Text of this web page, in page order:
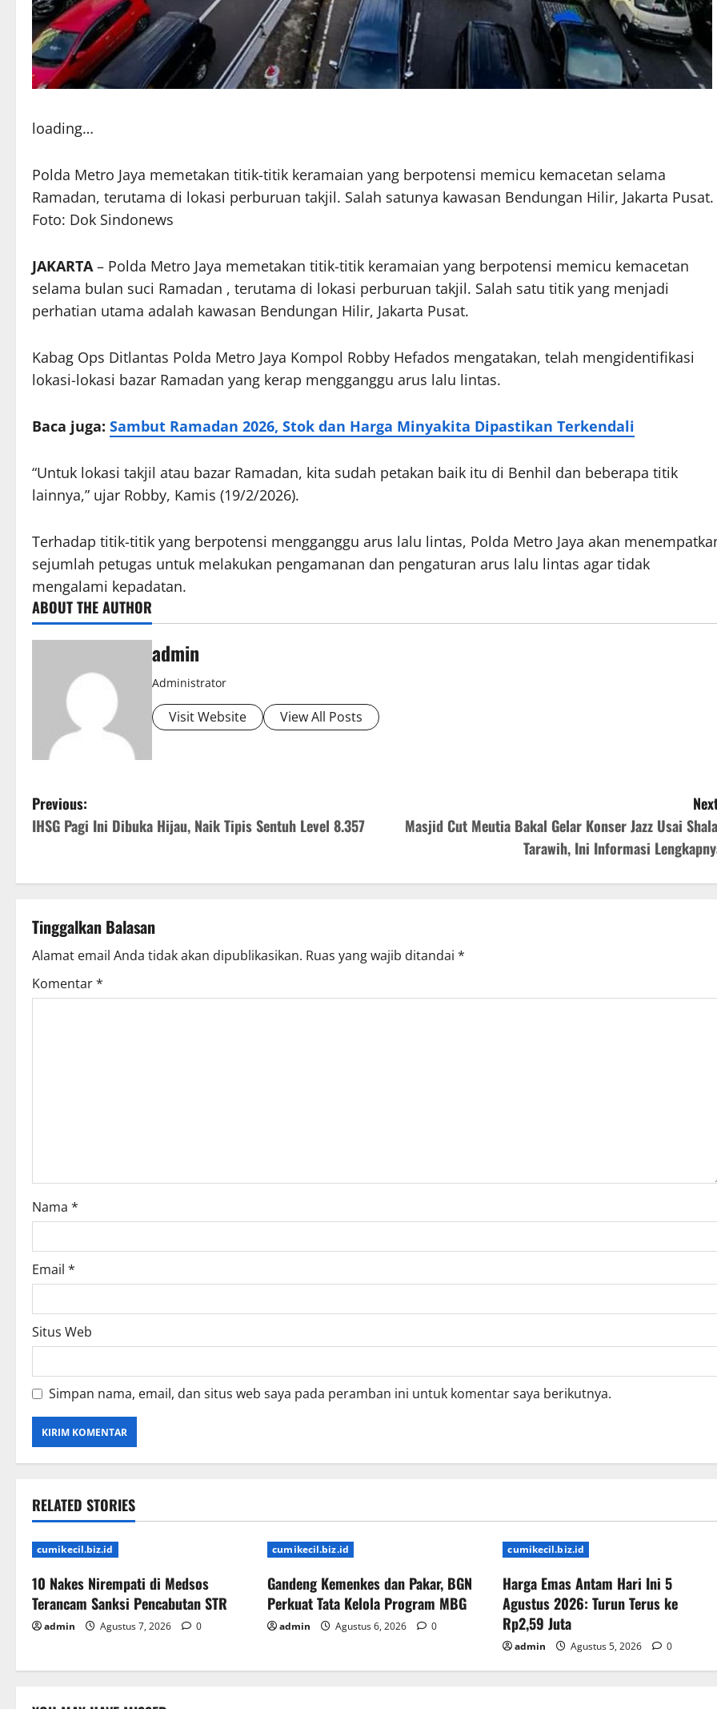
loading…
Polda Metro Jaya memetakan titik-titik keramaian yang berpotensi memicu kemacetan selama
Ramadan, terutama di lokasi perburuan takjil. Salah satunya kawasan Bendungan Hilir, Jakarta Pusat.
Foto: Dok Sindonews
JAKARTA– Polda Metro Jaya memetakan titik-titik keramaian yang berpotensi memicu kemacetan
selama bulan suci Ramadan , terutama di lokasi perburuan takjil. Salah satu titik yang menjadi
perhatian utama adalah kawasan Bendungan Hilir, Jakarta Pusat.
Kabag Ops Ditlantas Polda Metro Jaya Kompol Robby Hefados mengatakan, telah mengidentifikasi
lokasi-lokasi bazar Ramadan yang kerap mengganggu arus lalu lintas.
Baca juga: Sambut Ramadan 2026, Stok dan Harga Minyakita Dipastikan Terkendali
“Untuk lokasi takjil atau bazar Ramadan, kita sudah petakan baik itu di Benhil dan beberapa titik
lainnya,” ujar Robby, Kamis (19/2/2026).
Terhadap titik-titik yang berpotensi mengganggu arus lalu lintas, Polda Metro Jaya akan
sejumlah petugas untuk melakukan pengamanan dan pengaturan arus lalu lintas agar tidak
mengalami kepadatan.
ABOUT THE AUTHOR
admin
Administrator
Visit Website View All Posts
P
o
s
n
a
v
i
o
n
Previous:
IHSG Pagi Ini Dibuka Hijau, Naik Tipis Sentuh Level 8.357
Masjid Cut Meutia Bakal Gelar Konser Jazz Usai
Tarawih, Ini Informasi
Tinggalkan Balasan
Alamat email Anda tidak akan dipublikasikan. Ruas yang wajib ditandai *
Komentar*
Nama *
Email *
Situs Web
Simpan nama, email, dan situs web saya pada peramban ini untuk komentar saya berikutnya.
RELATED STORIES
cumikecil.biz.id
10 Nakes Nirempati di Medsos
Terancam Sanksi Pencabutan STR
admin Agustus 7, 2026 0
cumikecil.biz.id
Gandeng Kemenkes dan Pakar, BGN
Perkuat Tata Kelola Program MBG
admin Agustus 6, 2026 0
cumikecil.biz.id
Harga Emas Antam Hari Ini 5
Agustus 2026: Turun Terus ke
Rp2,59 Juta
admin Agustus 5, 2026 0